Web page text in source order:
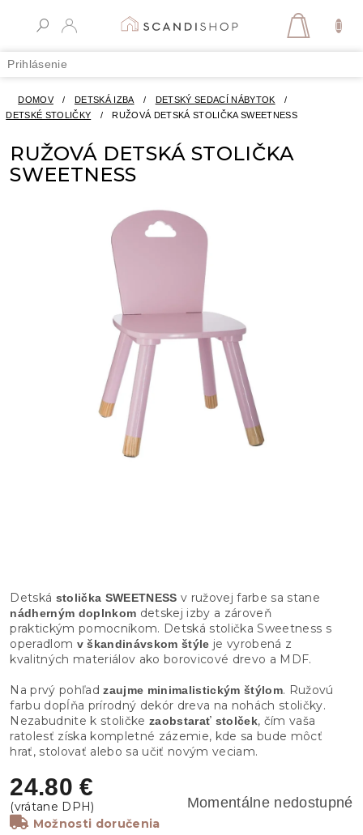
Prihlásenie
DOMOV / DETSKÁ IZBA / DETSKÝ SEDACÍ NÁBYTOK
/
DETSKÉ STOLIČKY
/ RUŽOVÁ DETSKÁ STOLIČKA SWEETNESS
RUŽOVÁ DETSKÁ STOLIČKA
SWEETNESS
24.80 €
Momentálne nedostupné
Možnosti doručenia
Detská stolička SWEETNESS v ružovej farbe sa stane
nádherným doplnkom detskej izby a zároveň
praktickým pomocníkom. Detská stolička Sweetness s
operadlom v škandinávskom štýle je vyrobená z
kvalitných materiálov ako borovicové drevo a MDF.
Na prvý pohľadzaujme minimalistickým štýlom. Ružovú
farbu dopĺňa prírodný dekór dreva na nohách stoličky.
Nezabudnite k stoličke zaobstarať stolček, čím vaša
ratolesť získa kompletné zázemie, kde sa bude môcť
hrať, stolovať alebo sa učiť novým veciam.